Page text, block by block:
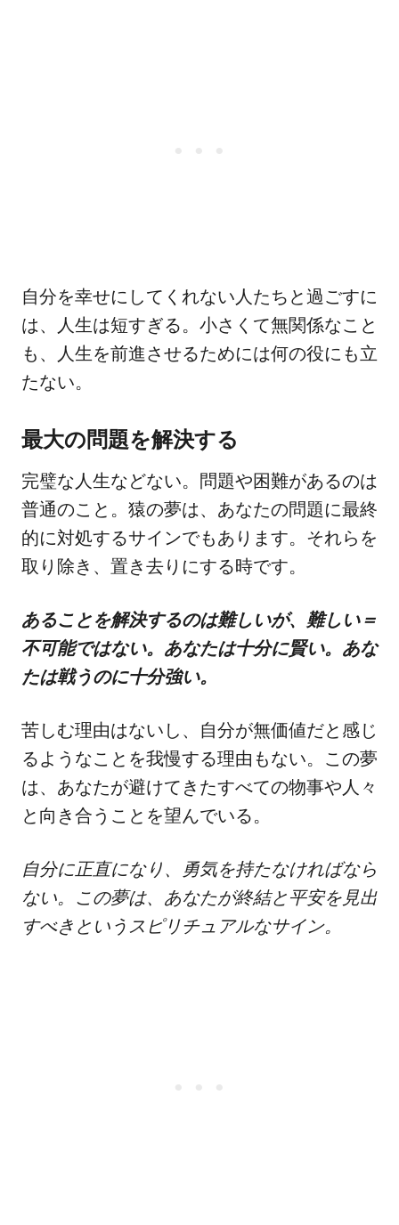
自分を幸せにしてくれない人たちと過ごすに
は、人生は短すぎる。小さくて無関係なこと
も、人生を前進させるためには何の役にも立
たない。
最大の問題を解決する
完璧な人生などない。問題や困難があるのは
普通のこと。猿の夢は、あなたの問題に最終
的に対処するサインでもあります。それらを
取り除き、置き去りにする時です。
あることを解決するのは難しいが、難しい＝
不可能ではない。あなたは十分に賢い。あな
たは戦うのに十分強い。
苦しむ理由はないし、自分が無価値だと感じ
るようなことを我慢する理由もない。この夢
は、あなたが避けてきたすべての物事や人々
と向き合うことを望んでいる。
自分に正直になり、勇気を持たなければなら
ない。この夢は、あなたが終結と平安を見出
すべきというスピリチュアルなサイン。